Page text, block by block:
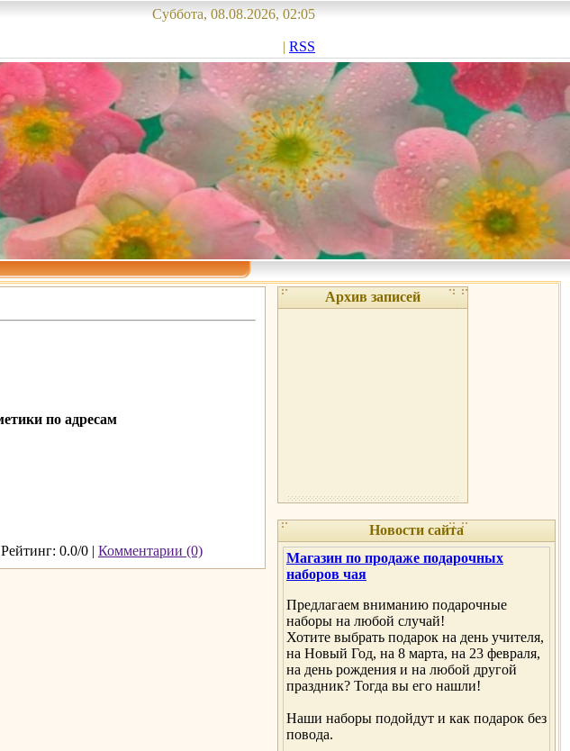
Суббота, 08.08.2026, 02:05
| RSS
по адресам
0.0/0 | Комментарии (0)
Архив записей
Новости сайта
Магазин по продаже подарочных
наборов чая
Предлагаем вниманию подарочные
наборы на любой случай!
Хотите выбрать подарок на день учителя,
на Новый Год, на 8 марта, на 23 февраля,
на день рождения и на любой другой
праздник? Тогда вы его нашли!
Наши наборы подойдут и как подарок без
повода.